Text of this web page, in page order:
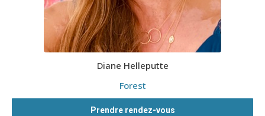
Diane Helleputte
Forest
Prendre rendez-vous